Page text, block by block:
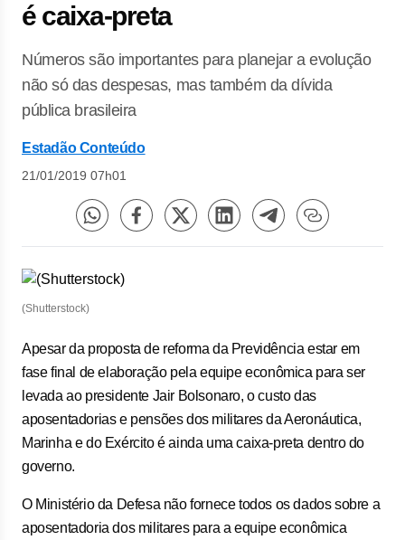
é caixa-preta
Números são importantes para planejar a evolução
não só das despesas, mas também da dívida
pública brasileira
Estadão Conteúdo
21/01/2019 07h01
(Shutterstock)
Apesar da proposta de reforma da Previdência estar em
fase final de elaboração pela equipe econômica para ser
levada ao presidente Jair Bolsonaro, o custo das
aposentadorias e pensões dos militares da Aeronáutica,
Marinha e do Exército é ainda uma caixa-preta dentro do
governo.
O Ministério da Defesa não fornece todos os dados sobre a
aposentadoria dos militares para a equipe econômica